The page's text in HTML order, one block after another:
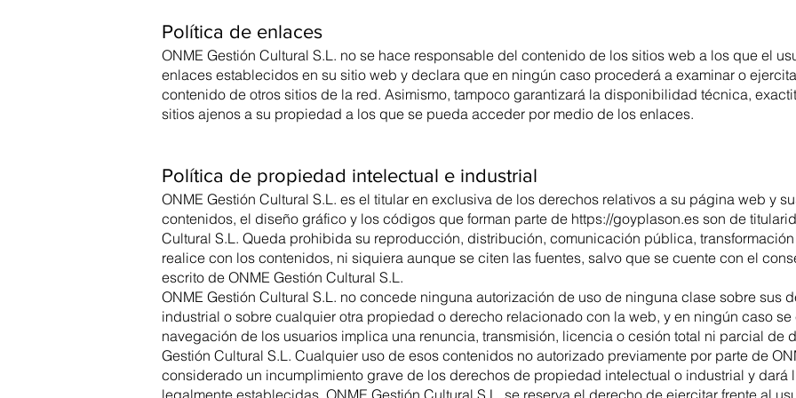
Política de enlaces
ONME Gestión Cultural S.L. no se hace responsable del contenido de los sitios web a los que el
enlaces establecidos en su sitio web y declara que en ningún caso procederá a examinar o
contenido de otros sitios de la red. Asimismo, tampoco garantizará la disponibilidad técnica,
sitios ajenos a su propiedad a los que se pueda acceder por medio de los enlaces.
Política de propiedad intelectual e industrial
ONME Gestión Cultural S.L. es el titular en exclusiva de los derechos relativos a su página web y
contenidos, el diseño gráfico y los códigos que forman parte de https://goyplason.es son de
Cultural S.L. Queda prohibida su reproducción, distribución, comunicación pública,
realice con los contenidos, ni siquiera aunque se citen las fuentes, salvo que se cuente con el
escrito de ONME Gestión Cultural S.L.
ONME Gestión Cultural S.L. no concede ninguna autorización de uso de ninguna clase sobre sus
industrial o sobre cualquier otra propiedad o derecho relacionado con la web, y en ningún caso
navegación de los usuarios implica una renuncia, transmisión, licencia o cesión total ni parcial de
Gestión Cultural S.L. Cualquier uso de esos contenidos no autorizado previamente por parte de
considerado un incumplimiento grave de los derechos de propiedad intelectual o industrial y
legalmente establecidas. ONME Gestión Cultural S.L. se reserva el derecho de ejercitar frente al